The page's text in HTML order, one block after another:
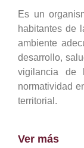
Es un
habitantes de
ambiente
desarrollo,
vigilancia de
normatividad
territorial.
Ver más